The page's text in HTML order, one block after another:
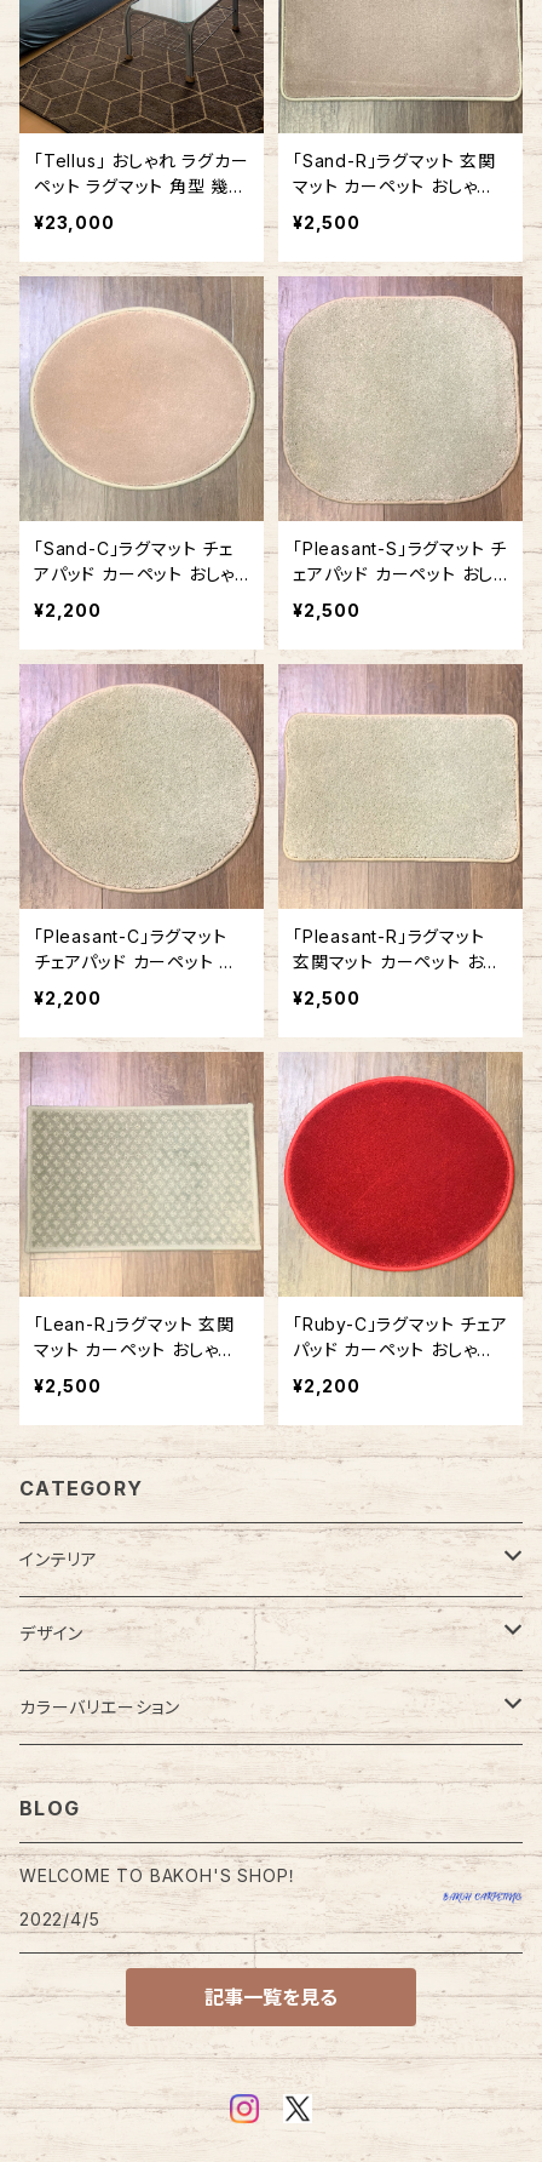
「Tellus」 おしゃれ ラグカー
ペット ラグマット 角型 幾何
学 幾何学模様 140cm x 1
80cm / 140cm x 200cm
ブラウン #122
¥23,000
「Sand-R」ラグマット 玄関
マット カーペット おしゃれ
長方形 角型
¥2,500
「Sand-C」ラグマット チェ
アパッド カーペット おしゃ
れ 丸型 ラウンド型 円形 ア
メリカ製
¥2,200
「Pleasant-S」ラグマット チ
ェアパッド カーペット おしゃ
れ 正方形 角型 アメリカ製
¥2,500
「Pleasant-C」ラグマット
チェアパッド カーペット お
しゃれ 丸型 ラウンド型 円
形 アメリカ製
¥2,200
「Pleasant-R」ラグマット
玄関マット カーペット おし
ゃれ 長方形 角型 アメリカ
¥2,500
「Lean-R」ラグマット 玄関
マット カーペット おしゃれ
長方形 角型 アメリカ製
¥2,500
「Ruby-C」ラグマット チェア
パッド カーペット おしゃれ
丸型 ラウンド型 円形 アメリ
カ製
¥2,200
CATEGORY
インテリア
カーペット
ラグカーペット・ラグマット
大型・大きめラグ
小型・小さめラグ
玄関・玄関マット
チェアパッド
キッチンマット
デザイン
無地
格子・チェック柄
幾何学・幾何学模様
円型・ラウンド型
四角・スクエア型
モダン・モダン柄
カラーバリエーション
レッド・ピンク系
ブルー・ネイビー系
グリーン系
ブラウン・ベージュ系
グレー・ブラック系
BLOG
WELCOME TO BAKOH'S SHOP！
2022/4/5
記事一覧を見る